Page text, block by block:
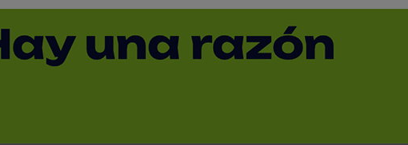
que ha permitido obtener una nueva